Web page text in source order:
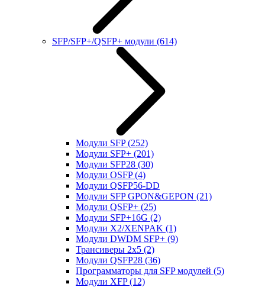
SFP/SFP+/QSFP+ модули (614)
Модули SFP(252)
Модули SFP+ (201)
Модули SFP28 (30)
Модули OSFP(4)
Модули QSFP56-DD
Модули SFP GPON&GEPON (21)
Модули QSFP+ (25)
Модули SFP+16G (2)
Модули X2/XENPAK (1)
Модули DWDM SFP+ (9)
Трансиверы 2x5 (2)
Модули QSFP28 (36)
Программаторы для SFP модулей (5)
Модули XFP(12)